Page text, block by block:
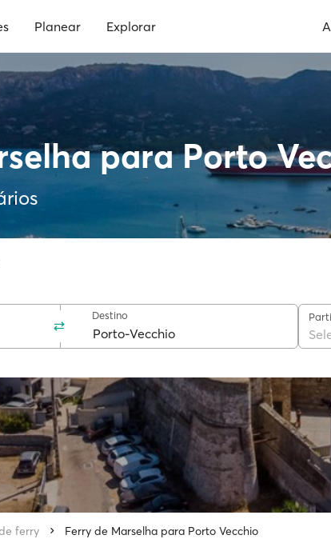
Planear Explorar
para Porto
Destino
ferry Ferry de Marselha para Porto Vecchio